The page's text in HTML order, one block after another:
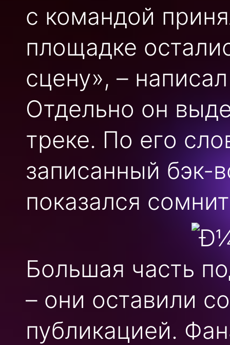
с командой
площадке
сцену», –
Отдельно он
треке. По его
записанный бэк-
показался
Большая часть
– они оставили
публикацией.